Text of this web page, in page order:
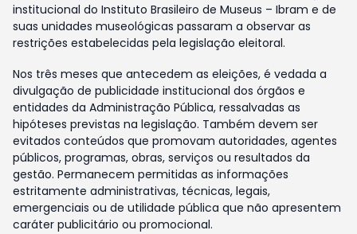
institucional do Instituto Brasileiro de Museus – Ibram e de
suas unidades museológicas passaram a observar as
restrições estabelecidas pela legislação eleitoral.
Nos três meses que antecedem as eleições, é vedada a
divulgação de publicidade institucional dos órgãos e
entidades da Administração Pública, ressalvadas as
hipóteses previstas na legislação. Também devem ser
evitados conteúdos que promovam autoridades, agentes
públicos, programas, obras, serviços ou resultados da
gestão. Permanecem permitidas as informações
estritamente administrativas, técnicas, legais,
emergenciais ou de utilidade pública que não apresentem
caráter publicitário ou promocional.